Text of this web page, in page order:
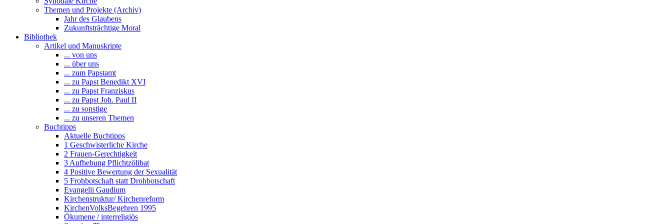
Themen und Projekte (Archiv)
Jahr des Glaubens
Zukunftsträchtige Moral
Bibliothek
Artikel und Manuskripte
... von uns
... über uns
... zum Papstamt
... zu Papst Benedikt XVI
... zu Papst Franziskus
... zu Papst Joh. Paul II
... zu sonstige
... zu unseren Themen
Buchtipps
Aktuelle Buchtipps
1 Geschwisterliche Kirche
2 Frauen-Gerechtigkeit
3 Aufhebung Pflichtzölibat
4 Positive Bewertung der Sexualität
5 Frohbotschaft statt Drohbotschaft
Evangelii Gaudium
Kirchenstruktur/ Kirchenreform
KirchenVolksBegehren 1995
Ökumene / interreligiös